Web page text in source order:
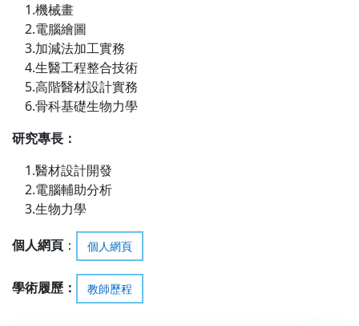
1.機械畫
2.電腦繪圖
3.加減法加工實務
4.生醫工程整合技術
5.高階醫材設計實務
6.骨科基礎生物力學
研究專長 ：
1.醫材設計開發
2.電腦輔助分析
3.生物力學
個人網頁 ： 個人網頁
學術履歷： 教師歷程